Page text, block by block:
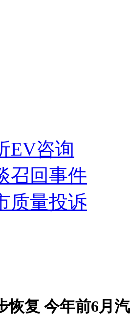
EV咨询
召回事件
质量投诉
恢复 今年前6月